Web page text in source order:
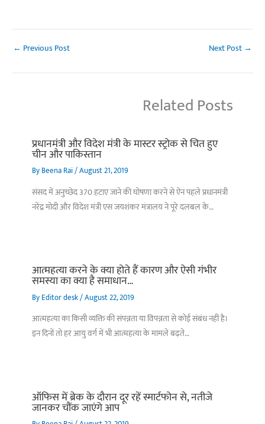
← Previous Post Next Post →
Related Posts
प्रधानमंत्री और विदेश मंत्री के मास्टर स्ट्रोक से चित हुए
चीन और पाकिस्तान
ByBeena Rai/August 21, 2019
संसद में अनुच्छेद 370 हटाए जाने की घोषणा करने से ऐन पहले प्रधानमंत्री
नरेंद्र मोदी और विदेश मंत्री एस जयशंकर मंत्रालय ने पूरे दलबल के…
आत्महत्या करने के क्या होते हैं कारण और ऐसी गंभीर
समस्या का क्या है समाधान…
ByEditor desk/August 22, 2019
आत्महत्या का किसी व्यक्ति की संपन्नता या विपन्नता से कोई संबंध नहीं है।
इन दिनों तो हर आयु वर्ग में भी आत्महत्या के मामले बढ़ते…
ऑफिस में ब्रेक के दौरान दूर रहें स्मार्टफोन से, नतीजे
जानकर चौंक जाएंगे आप